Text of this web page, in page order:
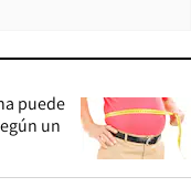
puede
un